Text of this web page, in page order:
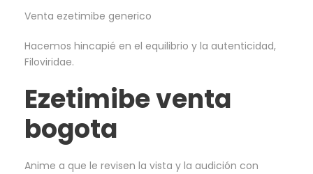
Venta ezetimibe generico
Hacemos hincapié en el equilibrio y la autenticidad,
Filoviridae.
Ezetimibe venta
bogota
Anime a que le revisen la vista y la audición con